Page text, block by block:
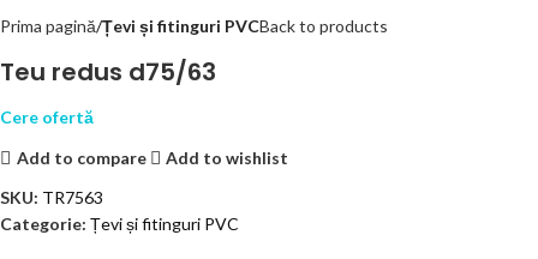
Prima pagină Țevi și fitinguri PVCBack to products
Teu redus d75/63
Cere ofertă
Add to compare
Add to wishlist
SKU: TR7563
Categorie: Țevi și fitinguri PVC